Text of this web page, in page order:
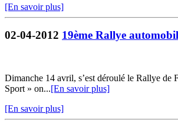
[En savoir plus]
02-04-2012 19ème Rallye
Dimanche 14 avril, s’est déroulé le Rallye de
Sport » on...[En savoir plus]
[En savoir plus]